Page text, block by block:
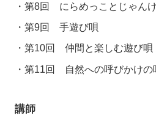
第8回 にらめっことじゃん
第9回 手遊び唄
第10回 仲間と楽しむ遊び唄
第11回 自然への呼びかけの
講師